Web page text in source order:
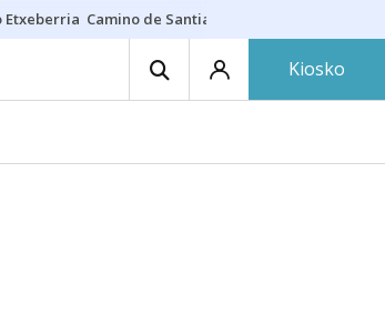
Etxeberria Camino de Santiago
Kiosko